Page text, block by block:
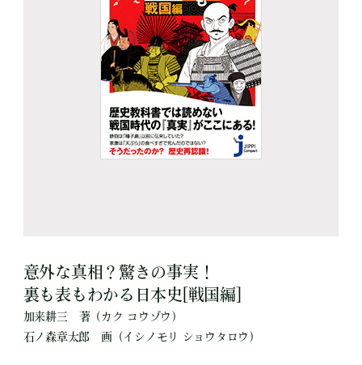
意外な真相？驚きの事実！
裏も表もわかる日本史[戦国編]
加来耕三 著（カク コウゾウ）
石ノ森章太郎
画 （イシノモリ ショウタロウ）